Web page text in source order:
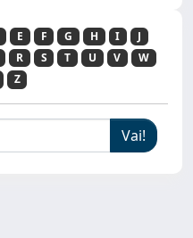
E F G H I
J
R S T U V
W
Z